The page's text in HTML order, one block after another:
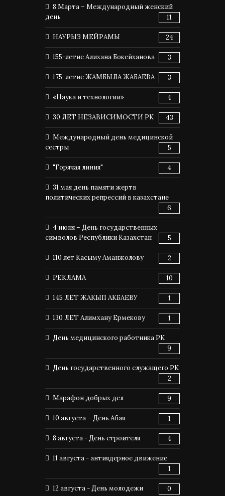
8 Марта – Международный женский
день
11
НАУРЫЗ МЕЙРАМЫ 24
155-летие Алихана Бокейханова 3
175-летие ЖАМБЫЛА ЖАБАЕВА 3
«Наука и технологии» 4
30 ЛЕТ НЕЗАВИСИМОСТИ РК 43
Международный день медицинской
сестры
5
"Горячая линия" 4
31 мая день памяти жертв
политических репрессий в казахстане
6
4 июня – День государственных
символов Республики Казахстан
5
110 лет Касыму Аманжолову 2
РЕКЛАМА 10
145 ЛЕТ ЖАКЫП АКБАЕВУ 1
130 ЛЕТ Алимхану Ермекову 1
День медицинского работника РК
9
День государственного служащего РК
2
Марафон добрых дел 9
10 августа – День Абая 1
8 августа - День строителя 4
11 августа - антиядерное движение
1
12 августа - День молодежи 0